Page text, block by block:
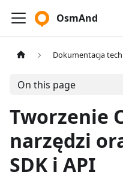
OsmAnd
Dokumentacja
On this page
Tworzenie
narzędzi
SDK i API